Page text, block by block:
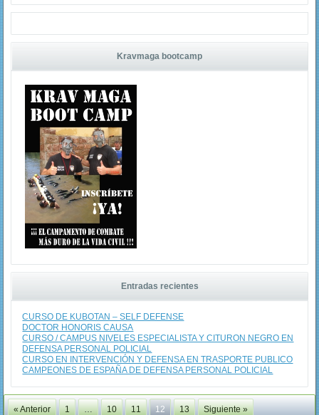
Kravmaga bootcamp
Entradas recientes
CURSO DE KUBOTAN – SELF DEFENSE
DOCTOR HONORIS CAUSA
CURSO / CAMPUS NIVELES ESPECIALISTA Y CITURON NEGRO EN
DEFENSA PERSONAL POLICIAL
CURSO EN INTERVENCIÓN Y DEFENSA EN TRASPORTE PUBLICO
CAMPEONES DE ESPAÑA DE DEFENSA PERSONAL POLICIAL
« Anterior 1 … 10 11 12 13 Siguiente »